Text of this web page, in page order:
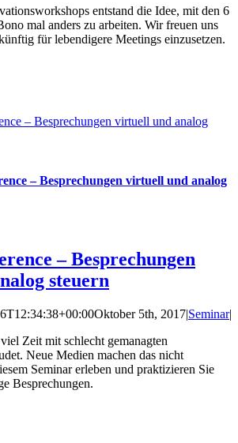
entstand die Idee, mit den 6
mal anders zu arbeiten. Wir freuen uns
für lebendigere Meetings einzusetzen.
– Besprechungen virtuell und analog
– Besprechungen virtuell und analog
– Besprechungen
steuern
Oktober 5th, 2017|Seminar|
Zeit mit schlecht gemanagten
Neue Medien machen das nicht
Seminar erleben und praktizieren Sie
Besprechungen.